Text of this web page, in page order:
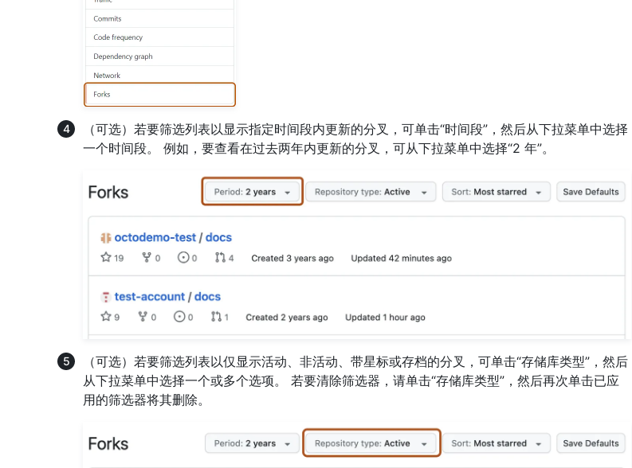
（可选）若要筛选列表以显示指定时间段内更新的分叉，可单击“时间段”，然后从下拉菜单中选择
一个时间段。 例如，要查看在过去两年内更新的分叉，可从下拉菜单中选择“2 年”。
（可选）若要筛选列表以仅显示活动、非活动、带星标或存档的分叉，可单击“存储库类型”，然后
从下拉菜单中选择一个或多个选项。 若要清除筛选器，请单击“存储库类型”，然后再次单击已应
用的筛选器将其删除。